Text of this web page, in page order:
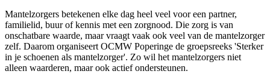
Mantelzorgers betekenen elke dag heel veel voor een partner,
familielid, buur of kennis met een zorgnood. Die zorg is van
onschatbare waarde, maar vraagt vaak ook veel van de mantelzorger
zelf. Daarom organiseert OCMW Poperinge de groepsreeks 'Sterker
in je schoenen als mantelzorger'. Zo wil het mantelzorgers niet
alleen waarderen, maar ook actief ondersteunen.